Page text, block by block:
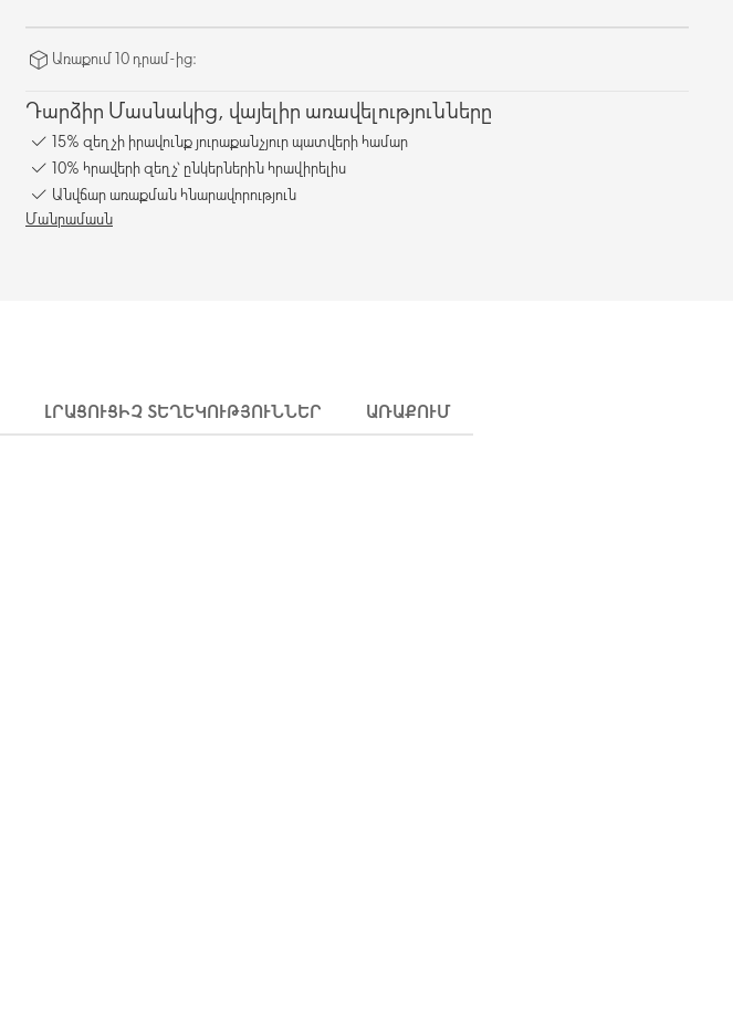
Առաքում 10 դրամ-ից։
Դարձիր Մասնակից, վայելիր առավելությունները
15% զեղչի իրավունք յուրաքանչյուր պատվերի համար
10% հրավերի զեղչ՝ ընկերներին հրավիրելիս
Անվճար առաքման հնարավորություն
Մանրամասն
ԼՐԱՑՈՒՑԻՉ ՏԵՂԵԿՈՒԹՅՈՒՆՆԵՐ ԱՌԱՔՈՒՄ